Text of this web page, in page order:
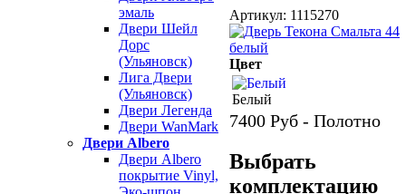
эмаль
Двери Шейл
Дорс
(Ульяновск)
Лига Двери
(Ульяновск)
Двери Легенда
Двери WanMark
Двери Albero
Двери Albero
покрытие Vinyl,
Артикул: 1115270
Цвет
Белый
7400 Руб - Полотно
Выбрать
комплектацию